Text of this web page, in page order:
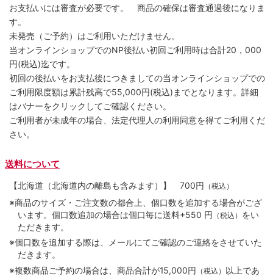
お支払いには審査が必要です。 商品の確保は審査通過後になりま
す。
未発売（ご予約）はご利用いただけません。
当オンラインショップでのNP後払い初回ご利用時は合計20，000
円(税込)迄です。
初回の後払いをお支払後につきましての当オンラインショップでの
ご利用限度額は累計残高で55,000円(税込)までとなります。詳細
はバナーをクリックしてご確認ください。
ご利用者が未成年の場合、法定代理人の利用同意を得てご利用くだ
さい。
送料について
【北海道（北海道内の離島も含みます）】 700円 （税込）
※商品のサイズ・ご注文数の都合上、個口数を追加する場合がござ
います。個口数追加の場合は個口毎に送料+550 円 （税込） をい
ただきます。
※個口数を追加する際は、メールにてご確認のご連絡をさせていた
だきます。
※複数商品ご予約の場合は、商品合計が15,000円 （税込） 以上であ